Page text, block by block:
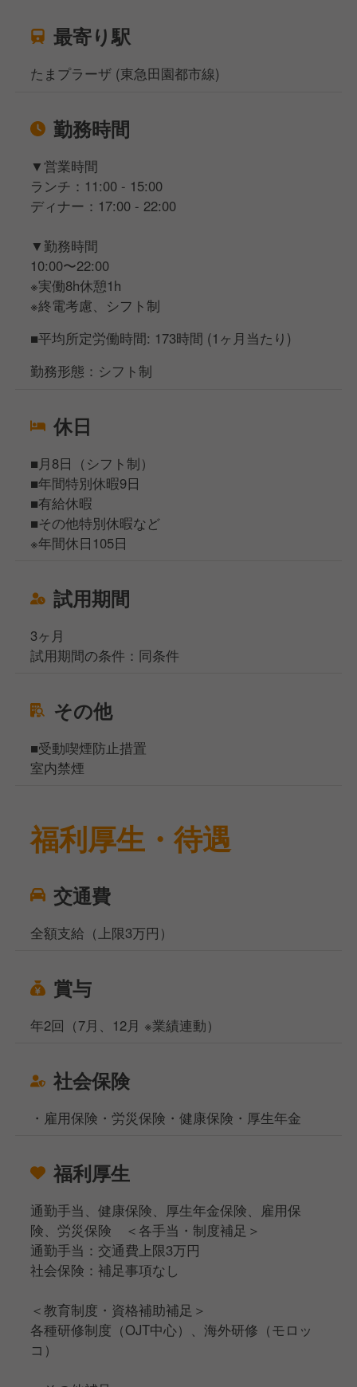
最寄り駅
たまプラーザ (東急田園都市線)
勤務時間
▼営業時間
ランチ：11:00 - 15:00
ディナー：17:00 - 22:00
▼勤務時間
10:00〜22:00
※実働8h休憩1h
※終電考慮、シフト制
■平均所定労働時間: 173時間 (1ヶ月当たり)
勤務形態：シフト制
休日
■月8日（シフト制）
■年間特別休暇9日
■有給休暇
■その他特別休暇など
※年間休日105日
試用期間
3ヶ月
試用期間の条件：同条件
その他
■受動喫煙防止措置
室内禁煙
福利厚生・待遇
交通費
全額支給（上限3万円）
賞与
年2回（7月、12月 ※業績連動）
社会保険
・雇用保険・労災保険・健康保険・厚生年金
福利厚生
通勤手当、健康保険、厚生年金保険、雇用保
険、労災保険 ＜各手当・制度補足＞
通勤手当：交通費上限3万円
社会保険：補足事項なし
＜教育制度・資格補助補足＞
各種研修制度（OJT中心）、海外研修（モロッ
コ）